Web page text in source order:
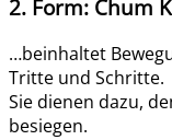
2. Form: Chum
…beinhaltet
Tritte und Schritte.
Sie dienen dazu,
besiegen.